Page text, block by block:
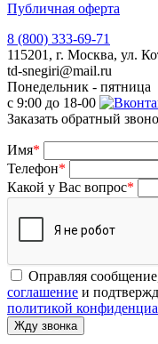
Публичная оферта
8 (800) 333-69-71
115201, г. Москва, ул.
td-snegiri@mail.ru
Понедельник - пятница
с 9:00 до 18-00
Заказать обратный
Имя*
Телефон*
Какой у Вас вопрос*
Оправляя
соглашение и
политикой